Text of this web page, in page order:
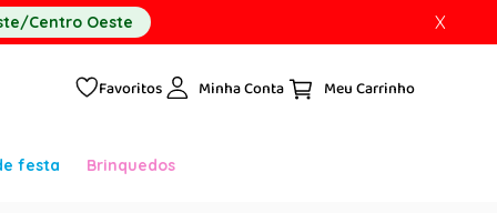
Centro Oeste X
Favoritos Minha Conta
festa Brinquedos